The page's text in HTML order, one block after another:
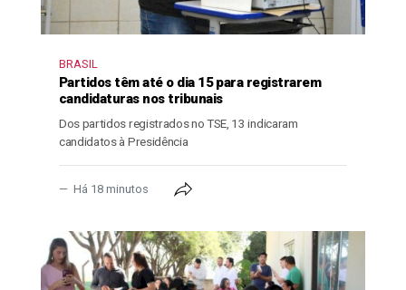
BRASIL
Partidos têm até o dia 15 para registrarem
candidaturas nos tribunais
Dos partidos registrados no TSE, 13 indicaram
candidatos à Presidência
Há 18 minutos